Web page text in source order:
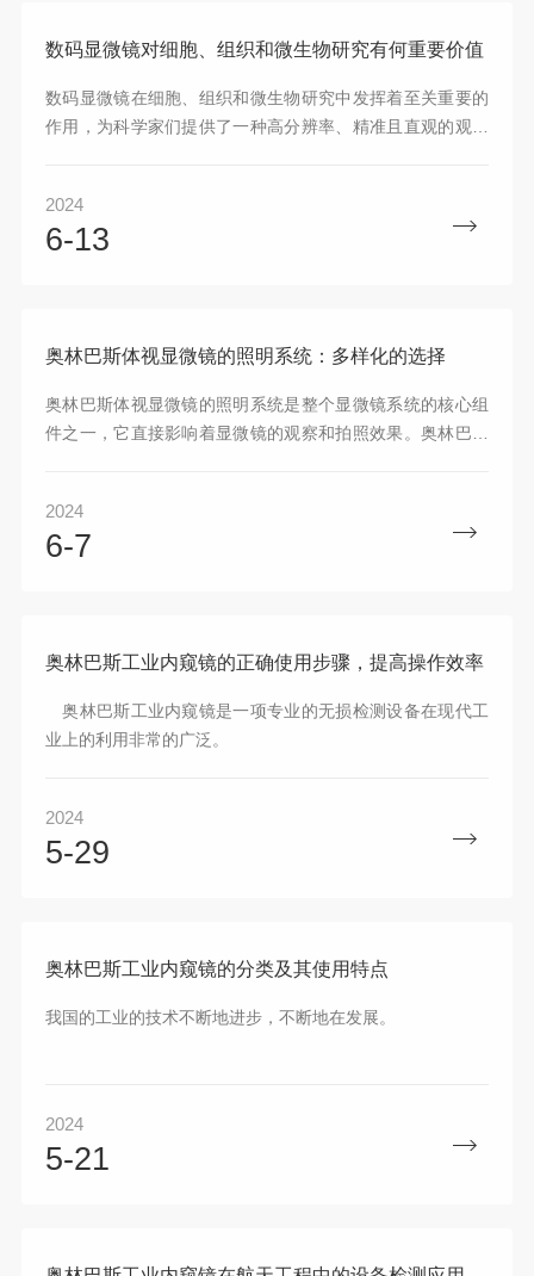
数码显微镜对细胞、组织和微生物研究有何重要价值
数码显微镜在细胞、组织和微生物研究中发挥着至关重要的
作用，为科学家们提供了一种高分辨率、精准且直观的观察
2024
6-13
奥林巴斯体视显微镜的照明系统：多样化的选择
奥林巴斯体视显微镜的照明系统是整个显微镜系统的核心组
件之一，它直接影响着显微镜的观察和拍照效果。奥林巴斯
需求。
2024
6-7
奥林巴斯工业内窥镜的正确使用步骤，提高操作效率
奥林巴斯工业内窥镜是一项专业的无损检测设备在现代工
业上的利用非常的广泛。
2024
5-29
奥林巴斯工业内窥镜的分类及其使用特点
我国的工业的技术不断地进步，不断地在发展。
2024
5-21